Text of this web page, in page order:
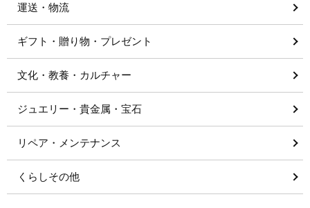
運送・物流
ギフト・贈り物・プレゼント
文化・教養・カルチャー
ジュエリー・貴金属・宝石
リペア・メンテナンス
くらしその他